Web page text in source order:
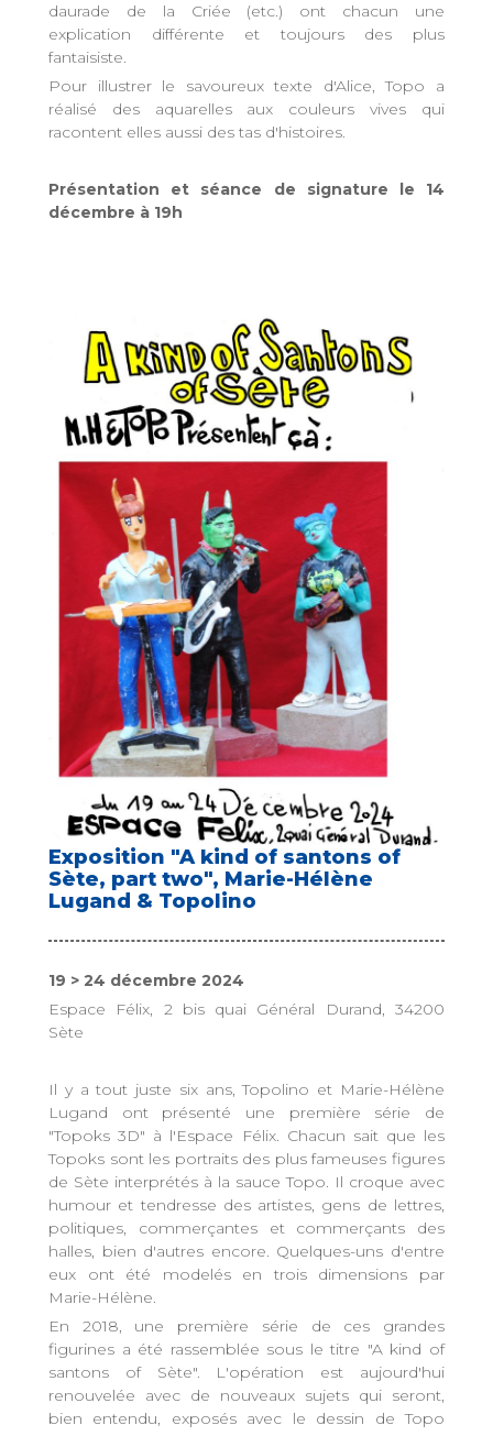
daurade de la Criée (etc.) ont chacun une
explication différente et toujours des plus
fantaisiste.
Pour illustrer le savoureux texte d'Alice, Topo a
réalisé des aquarelles aux couleurs vives qui
racontent elles aussi des tas d'histoires.
Présentation et séance de signature le 14
décembre à 19h
Exposition "A kind of santons of
Sète, part two", Marie-Hélène
Lugand & Topolino
19 > 24 décembre 2024
Espace Félix, 2 bis quai Général Durand, 34200
Sète
Il y a tout juste six ans, Topolino et Marie-Hélène
Lugand ont présenté une première série de
"Topoks 3D" à l'Espace Félix. Chacun sait que les
Topoks sont les portraits des plus fameuses figures
de Sète interprétés à la sauce Topo. Il croque avec
humour et tendresse des artistes, gens de lettres,
politiques, commerçantes et commerçants des
halles, bien d'autres encore. Quelques-uns d'entre
eux ont été modelés en trois dimensions par
Marie-Hélène.
En 2018, une première série de ces grandes
figurines a été rassemblée sous le titre "A kind of
santons of Sète". L'opération est aujourd'hui
renouvelée avec de nouveaux sujets qui seront,
bien entendu, exposés avec le dessin de Topo